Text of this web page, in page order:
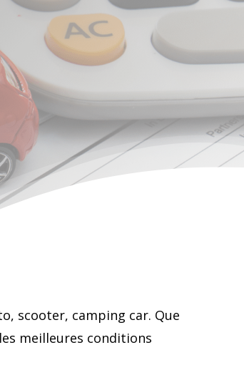
scooter, camping car. Que
meilleures conditions